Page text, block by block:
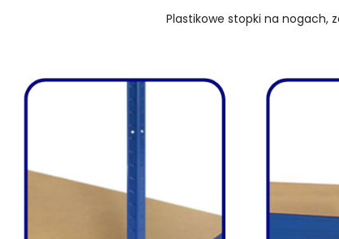
Plastikowe stopki na nogach,